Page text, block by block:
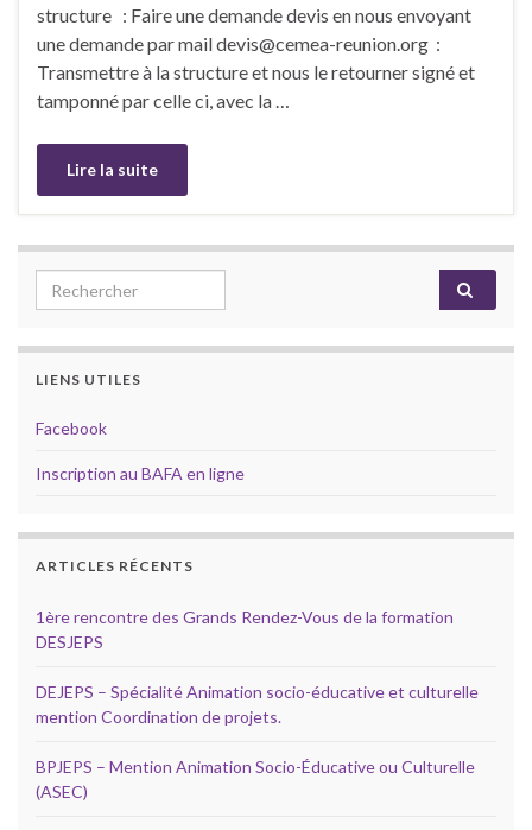
structure : Faire une demande devis en nous envoyant
une demande par mail devis@cemea-reunion.org :
Transmettre à la structure et nous le retourner signé et
tamponné par celle ci, avec la …
Lire la suite
Search for:
LIENS UTILES
Facebook
Inscription au BAFA en ligne
ARTICLES RÉCENTS
1ère rencontre des Grands Rendez-Vous de la formation
DESJEPS
DEJEPS – Spécialité Animation socio-éducative et culturelle
mention Coordination de projets.
BPJEPS – Mention Animation Socio-Éducative ou Culturelle
(ASEC)